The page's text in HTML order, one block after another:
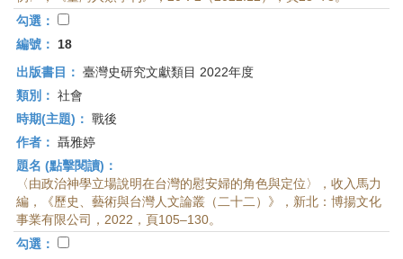
勾選：
編號：
18
出版書目： 臺灣史研究文獻類目 2022年度
類別： 社會
時期(主題)： 戰後
作者： 聶雅婷
題名 (點擊閱讀)：
〈由政治神學立場說明在台灣的慰安婦的角色與定位〉，收入馬力
編，《歷史、藝術與台灣人文論叢（二十二）》，新北：博揚文化
事業有限公司，2022，頁105–130。
勾選：